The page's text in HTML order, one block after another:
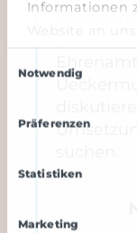
Informationen
Website an
Werbung und
führen diese
bereitgestellt
Notwendig
Präferenzen
Statistiken
Marketing